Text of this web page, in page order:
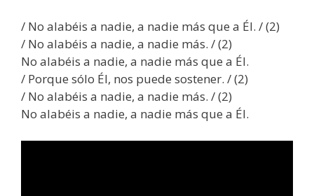
/ No alabéis a nadie, a nadie más que a Él. / (2)
/ No alabéis a nadie, a nadie más. / (2)
No alabéis a nadie, a nadie más que a Él.
/ Porque sólo Él, nos puede sostener. / (2)
/ No alabéis a nadie, a nadie más. / (2)
No alabéis a nadie, a nadie más que a Él.